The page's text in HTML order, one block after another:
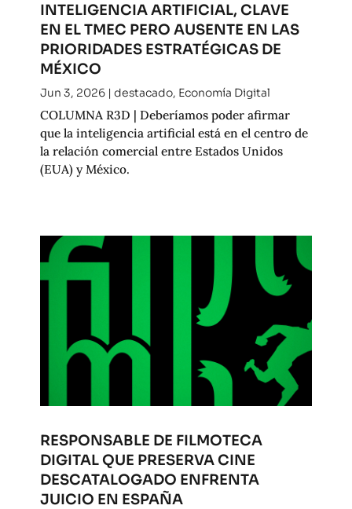
INTELIGENCIA ARTIFICIAL, CLAVE
EN EL TMEC PERO AUSENTE EN LAS
PRIORIDADES ESTRATÉGICAS DE
MÉXICO
Jun 3, 2026| destacado, Economía Digital
COLUMNA R3D | Deberíamos poder afirmar
que la inteligencia artificial está en el centro de
la relación comercial entre Estados Unidos
(EUA) y México.
RESPONSABLE DE FILMOTECA
DIGITAL QUE PRESERVA CINE
DESCATALOGADO ENFRENTA
JUICIO EN ESPAÑA